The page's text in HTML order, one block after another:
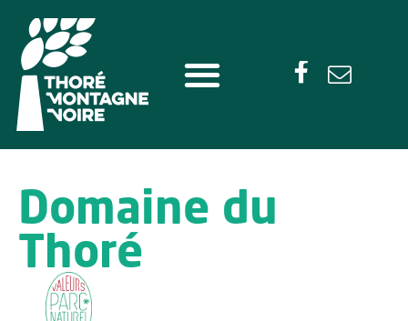
Domaine du
Thoré